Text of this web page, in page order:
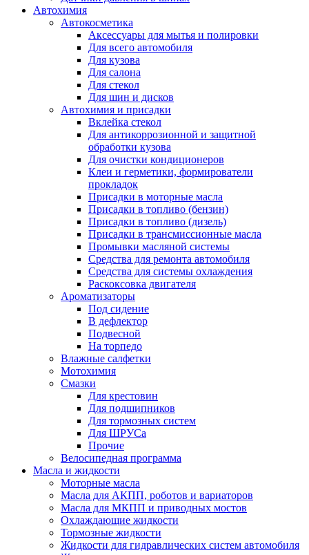
Автохимия
Автокосметика
Аксессуары для мытья и полировки
Для всего автомобиля
Для кузова
Для салона
Для стекол
Для шин и дисков
Автохимия и присадки
Вклейка стекол
Для антикоррозионной и защитной
обработки кузова
Для очистки кондиционеров
Клеи и герметики, формирователи
прокладок
Присадки в моторные масла
Присадки в топливо (бензин)
Присадки в топливо (дизель)
Присадки в трансмиссионные масла
Промывки масляной системы
Средства для ремонта автомобиля
Средства для системы охлаждения
Раскоксовка двигателя
Ароматизаторы
Под сидение
В дефлектор
Подвесной
На торпедо
Влажные салфетки
Мотохимия
Смазки
Для крестовин
Для подшипников
Для тормозных систем
Для ШРУСа
Прочие
Велосипедная программа
Масла и жидкости
Моторные масла
Масла для АКПП, роботов и вариаторов
Масла для МКПП и приводных мостов
Охлаждающие жидкости
Тормозные жидкости
Жидкости для гидравлических систем автомобиля